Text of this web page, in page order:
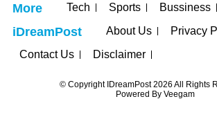
More Tech Sports Bussiness
iDreamPost About Us
Privacy
Contact Us
Disclaimer
© Copyright IDreamPost 2026 All Rights
Powered By Veegam